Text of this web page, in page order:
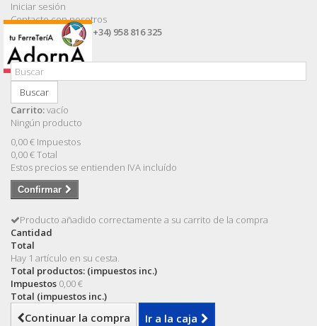
Iniciar sesión
Contacte con nosotros
Llámanos ahora: (+34) 958 816 325
Buscar
Carrito:vacío
Ningún producto
0,00 € Impuestos
0,00 €Total
Estos precios se entienden IVA incluído
Confirmar
Producto añadido correctamente a su carrito de la compra
Cantidad
Total
Hay 1 artículo en su cesta.
Total productos: (impuestos inc.)
Impuestos 0,00 €
Total (impuestos inc.)
Continuar la compra Ir a la caja